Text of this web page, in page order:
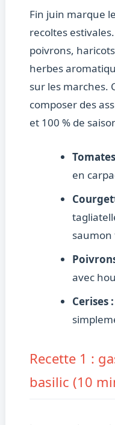
Fin juin marque
recoltes
poivrons,
herbes
sur les marches.
composer des
et 100 % de
en
saumon
avec
Cerises :
Recette 1 :
basilic (10